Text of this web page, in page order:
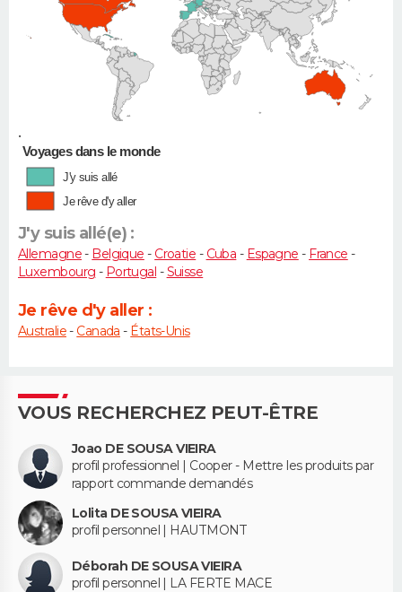
•
Voyages dans le monde
J'y suis allé
Je rêve d'y aller
J'y suis allé(e) :
Allemagne- Belgique - Croatie - Cuba - Espagne - France -
Luxembourg - Portugal -Suisse
Je rêve d'y aller :
Australie- Canada - États-Unis
VOUS RECHERCHEZ PEUT-ÊTRE
Joao DE SOUSA VIEIRA
profil professionnel | Cooper - Mettre les produits par
rapport commande demandés
Lolita DE SOUSA VIEIRA
profil personnel | HAUTMONT
Déborah DE SOUSA VIEIRA
profil personnel | LA FERTE MACE